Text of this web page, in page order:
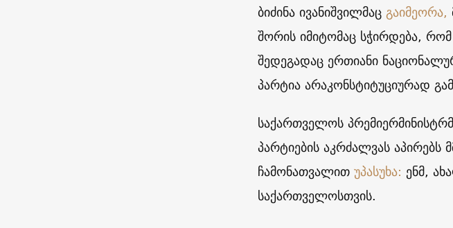
ბიძინა ივანიშვილმაცგაიმეორა,
შორის იმიტომაც სჭირდება,
შედეგადაც ერთიანი
პარტია არაკონსტიტუციურად
საქართველოს
პარტიების აკრძალვას
ჩამონათვალითუპასუხა: ენმ,
საქართველოსთვის.